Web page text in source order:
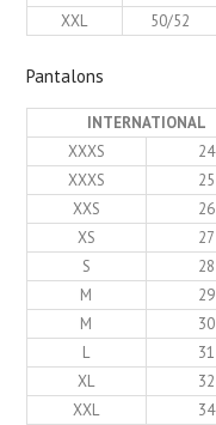
XXL
50/52
Pantalons
INTERNATIONAL
XXXS
24
XXXS
25
XXS
26
XS
27
S
28
M
29
M
30
L
31
XL
32
XXL
34